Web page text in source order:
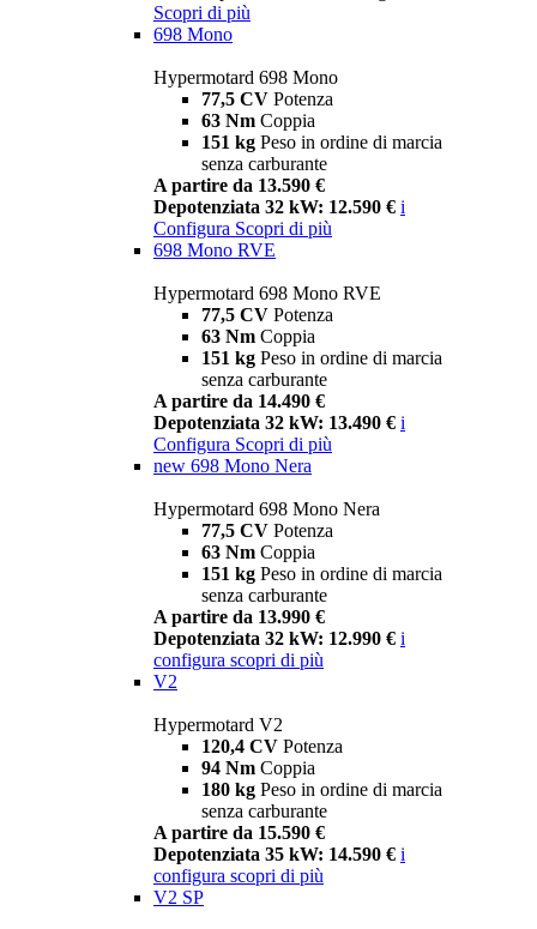
Scopri di più
698 Mono
Hypermotard 698 Mono
77,5 CV Potenza
63 Nm Coppia
151 kg Peso in ordine di marcia
senza carburante
A partire da 13.590 €
Depotenziata 32 kW: 12.590 € i
Configura Scopri di più
698 Mono RVE
Hypermotard 698 Mono RVE
77,5 CV Potenza
63 Nm Coppia
151 kg Peso in ordine di marcia
senza carburante
A partire da 14.490 €
Depotenziata 32 kW: 13.490 € i
Configura Scopri di più
new 698 Mono Nera
Hypermotard 698 Mono Nera
77,5 CV Potenza
63 Nm Coppia
151 kg Peso in ordine di marcia
senza carburante
A partire da 13.990 €
Depotenziata 32 kW: 12.990 € i
configura scopri di più
V2
Hypermotard V2
120,4 CV Potenza
94 Nm Coppia
180 kg Peso in ordine di marcia
senza carburante
A partire da 15.590 €
Depotenziata 35 kW: 14.590 € i
configura scopri di più
V2 SP